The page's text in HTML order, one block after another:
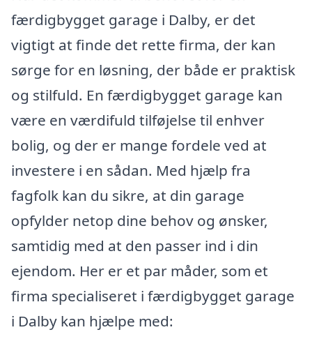
færdigbygget garage i Dalby, er det
vigtigt at finde det rette firma, der kan
sørge for en løsning, der både er praktisk
og stilfuld. En færdigbygget garage kan
være en værdifuld tilføjelse til enhver
bolig, og der er mange fordele ved at
investere i en sådan. Med hjælp fra
fagfolk kan du sikre, at din garage
opfylder netop dine behov og ønsker,
samtidig med at den passer ind i din
ejendom. Her er et par måder, som et
firma specialiseret i færdigbygget garage
i Dalby kan hjælpe med: